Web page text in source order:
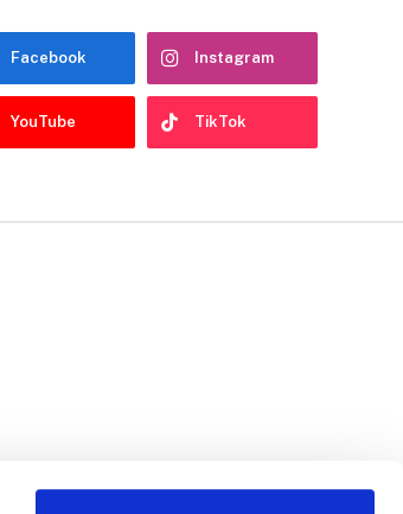
Facebook Instagram
YouTube TikTok